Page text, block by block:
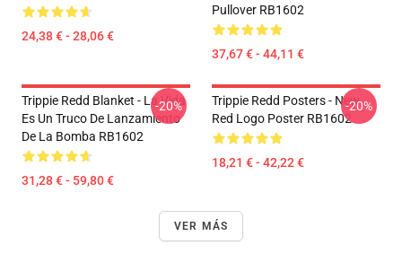
24,38 € - 28,06 €
Pullover RB1602
37,67 € - 44,11 €
Trippie Redd Blanket - La Vida
Es Un Truco De Lanzamiento
De La Bomba RB1602
31,28 € - 59,80 €
-20%
Trippie Redd Posters - New
Red Logo Poster RB1602
18,21 € - 42,22 €
-20%
VER MÁS